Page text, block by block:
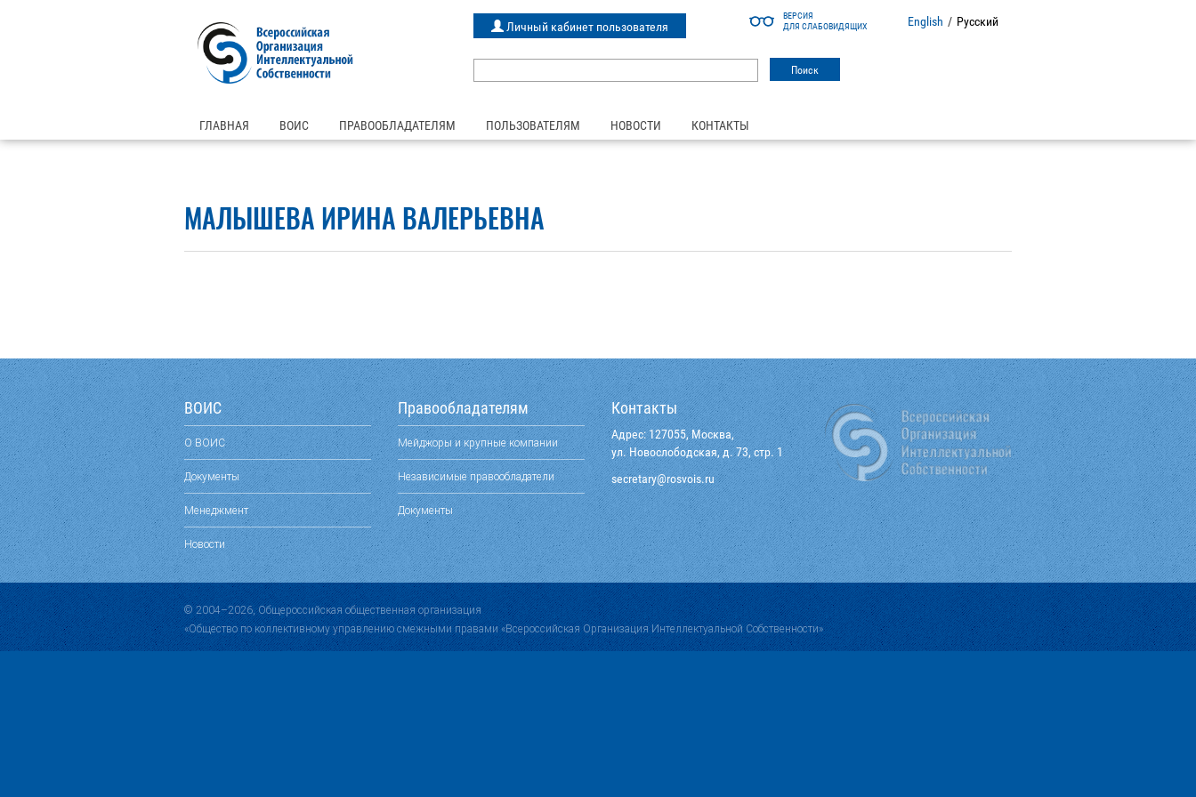
ВЕРСИЯ
ДЛЯ СЛАБОВИДЯЩИХ
English / Русский
Личный кабинет пользователя
ГЛАВНАЯ ВОИС ПРАВООБЛАДАТЕЛЯМ ПОЛЬЗОВАТЕЛЯМ НОВОСТИ КОНТАКТЫ
МАЛЫШЕВА ИРИНА ВАЛЕРЬЕВНА
ВОИС
О ВОИС
Документы
Менеджмент
Новости
Правообладателям
Мейджоры и крупные компании
Независимые правообладатели
Документы
Контакты
Адрес: 127055, Москва,
ул. Новослободская, д. 73, стр. 1
ur.siovsor
@yraterces
© 2004–2026, Общероссийская общественная организация
«Общество по коллективному управлению смежными правами «Всероссийская Организация Интеллектуальной Собственности»